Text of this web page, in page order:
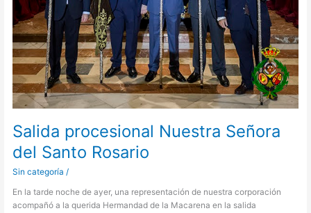
Salida procesional Nuestra Señora
del Santo Rosario
Sin categoría /
En la tarde noche de ayer, una representación de nuestra corporación
acompañó a la querida Hermandad de la Macarena en la salida